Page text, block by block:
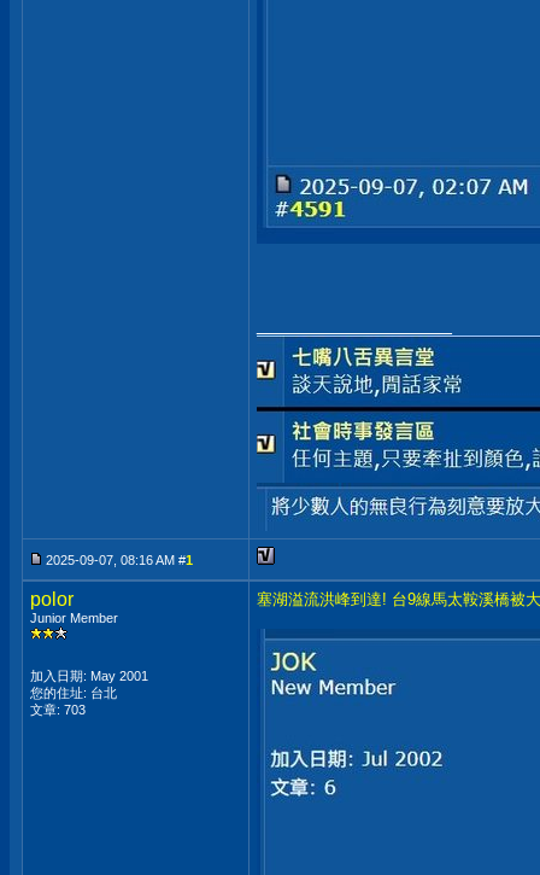
2025-09-07, 08:16 AM #1
polor
Junior Member
加入日期: May 2001
您的住址: 台北
文章: 703
塞湖溢流洪峰到達! 台9線馬太鞍溪橋被